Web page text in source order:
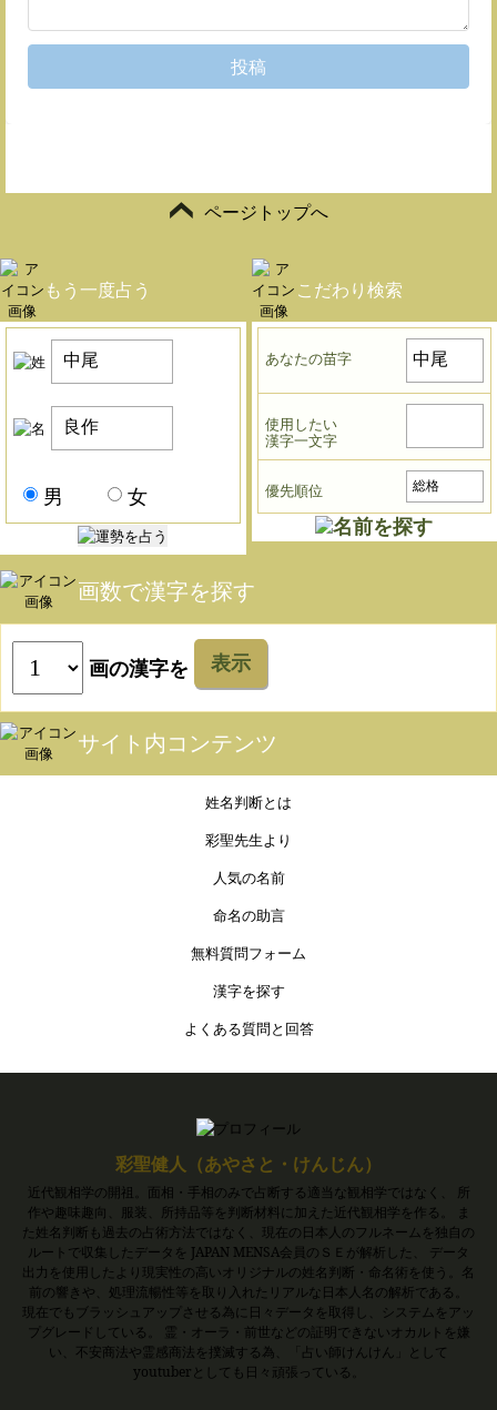
投稿
ページトップへ
もう一度占う
男 女
こだわり検索
あなたの苗字
使用したい
漢字一文字
優先順位
画数で漢字を探す
画の漢字を 表示
サイト内コンテンツ
姓名判断とは
彩聖先生より
人気の名前
命名の助言
無料質問フォーム
漢字を探す
よくある質問と回答
彩聖健人（あやさと・けんじん）
近代観相学の開祖。面相・手相のみで占断する適当な観相学ではなく、 所
作や趣味趣向、服装、所持品等を判断材料に加えた近代観相学を作る。 ま
た姓名判断も過去の占術方法ではなく、現在の日本人のフルネームを独自の
ルートで収集したデータを JAPAN MENSA会員のＳＥが解析した、 データ
出力を使用したより現実性の高いオリジナルの姓名判断・命名術を使う。名
前の響きや、処理流暢性等を取り入れたリアルな日本人名の解析である。
現在でもブラッシュアップさせる為に日々データを取得し、システムをアッ
プグレードしている。 霊・オーラ・前世などの証明できないオカルトを嫌
い、不安商法や霊感商法を撲滅する為、「占い師けんけん」として
youtuberとしても日々頑張っている。